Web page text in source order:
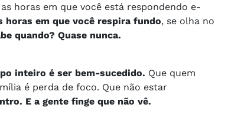
horas em que você está respondendo e-
horas em que você respira fundo, se olha no
quando? Quase nunca.
inteiro é ser bem-sucedido. Que quem
é perda de foco. Que não estar
E a gente finge que não vê.